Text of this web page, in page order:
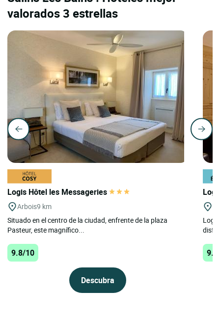
valorados 3 estrellas
Logis Hôtel les Messageries
Arbois9 km
Situado en el centro de la ciudad, enfrente de la plaza
Pasteur, este magnífico...
9.8/10
Descubra